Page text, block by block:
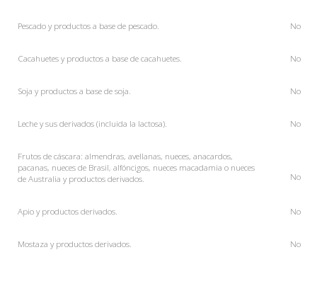
Pescado y productos a base de pescado. No
Cacahuetes y productos a base de cacahuetes. No
Soja y productos a base de soja. No
Leche y sus derivados (incluida la lactosa). No
Frutos de cáscara: almendras, avellanas, nueces, anacardos,
pacanas, nueces de Brasil, alfóncigos, nueces macadamia o nueces
de Australia y productos derivados.
No
Apioy productos derivados. No
Mostaza y productos derivados. No